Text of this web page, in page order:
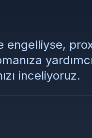
inceliyoruz.